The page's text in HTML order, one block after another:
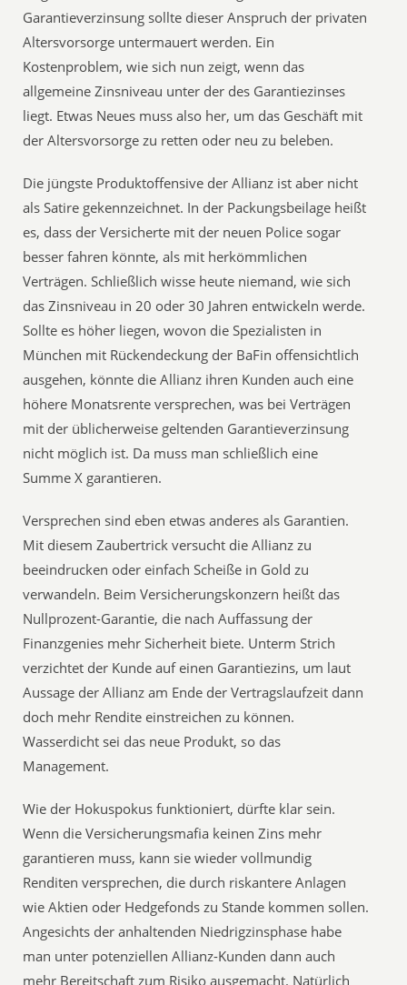
Garantieverzinsung sollte dieser Anspruch der privaten
Altersvorsorge untermauert werden. Ein
Kostenproblem, wie sich nun zeigt, wenn das
allgemeine Zinsniveau unter der des Garantiezinses
liegt. Etwas Neues muss also her, um das Geschäft mit
der Altersvorsorge zu retten oder neu zu beleben.
Die jüngste Produktoffensive der Allianz ist aber nicht
als Satire gekennzeichnet. In der Packungsbeilage heißt
es, dass der Versicherte mit der neuen Police sogar
besser fahren könnte, als mit herkömmlichen
Verträgen. Schließlich wisse heute niemand, wie sich
das Zinsniveau in 20 oder 30 Jahren entwickeln werde.
Sollte es höher liegen, wovon die Spezialisten in
München mit Rückendeckung der BaFin offensichtlich
ausgehen, könnte die Allianz ihren Kunden auch eine
höhere Monatsrente versprechen, was bei Verträgen
mit der üblicherweise geltenden Garantieverzinsung
nicht möglich ist. Da muss man schließlich eine
Summe X garantieren.
Versprechen sind eben etwas anderes als Garantien.
Mit diesem Zaubertrick versucht die Allianz zu
beeindrucken oder einfach Scheiße in Gold zu
verwandeln. Beim Versicherungskonzern heißt das
Nullprozent-Garantie, die nach Auffassung der
Finanzgenies mehr Sicherheit biete. Unterm Strich
verzichtet der Kunde auf einen Garantiezins, um laut
Aussage der Allianz am Ende der Vertragslaufzeit dann
doch mehr Rendite einstreichen zu können.
Wasserdicht sei das neue Produkt, so das
Management.
Wie der Hokuspokus funktioniert, dürfte klar sein.
Wenn die Versicherungsmafia keinen Zins mehr
garantieren muss, kann sie wieder vollmundig
Renditen versprechen, die durch riskantere Anlagen
wie Aktien oder Hedgefonds zu Stande kommen sollen.
Angesichts der anhaltenden Niedrigzinsphase habe
man unter potenziellen Allianz-Kunden dann auch
mehr Bereitschaft zum Risiko ausgemacht. Natürlich